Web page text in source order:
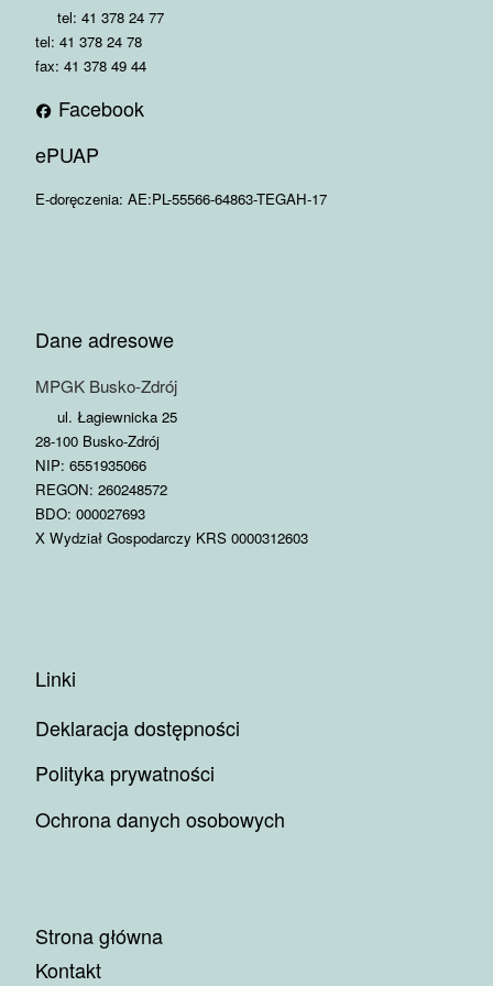
tel: 41 378 24 77
tel: 41 378 24 78
fax: 41 378 49 44
Facebook
ePUAP
E-doręczenia: AE:PL-55566-64863-TEGAH-17
Dane adresowe
MPGK Busko-Zdrój
ul. Łagiewnicka 25
28-100 Busko-Zdrój
NIP: 6551935066
REGON: 260248572
BDO: 000027693
X Wydział Gospodarczy KRS 0000312603
Linki
Deklaracja dostępności
Polityka prywatności
Ochrona danych osobowych
Strona główna
Kontakt